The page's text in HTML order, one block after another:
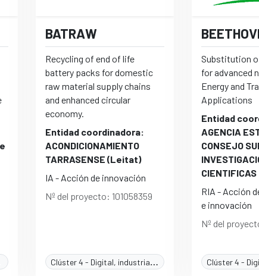
BATRAW
Recycling of end of life
battery packs for domestic
raw material supply chains
and enhanced circular
economy.
Entidad coordinadora:
ACONDICIONAMIENTO
TARRASENSE (Leitat)
IA - Acción de innovación
Nº del proyecto: 101058359
Clúster 4 - Digital, industria y espacio
Substitution
for advanced
Energy and
Applications
Entidad
AGENCIA
CONSEJO
CIENTIFICAS
RIA - Acción
e innovación
Nº del